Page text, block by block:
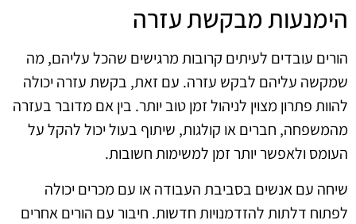
הימנעות מבקשת עזרה
הורים עובדים לעיתים קרובות מרגישים שהכל עליהם, מה
שמקשה עליהם לבקש עזרה. עם זאת, בקשת עזרה יכולה
להוות פתרון מצוין לניהול זמן טוב יותר. בין אם מדובר בעזרה
מהמשפחה, חברים או קולגות, שיתוף בעול יכול להקל על
העומס ולאפשר יותר זמן למשימות חשובות.
שיחה עם אנשים בסביבת העבודה או עם מכרים יכולה
לפתוח דלתות להזדמנויות חדשות. חיבור עם הורים אחרים